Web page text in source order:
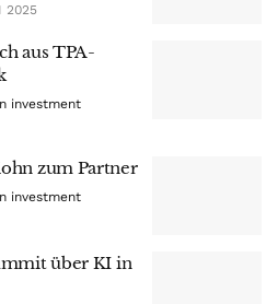
2025
aus TPA-
investment
zum Partner
investment
über KI in